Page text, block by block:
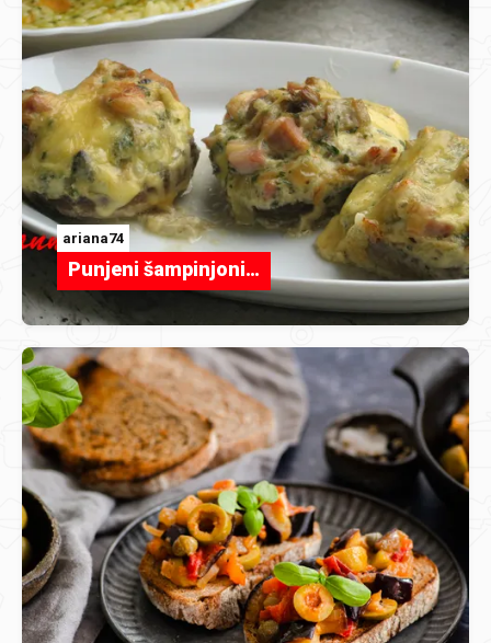
ariana74
Punjeni šampinjoni…